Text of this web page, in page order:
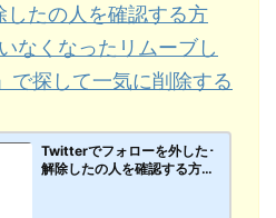
したの人を確認する方
なくなったリムーブし
で探して一気に削除する
Twitterでフォローを外した･
解除したの人を確認する方